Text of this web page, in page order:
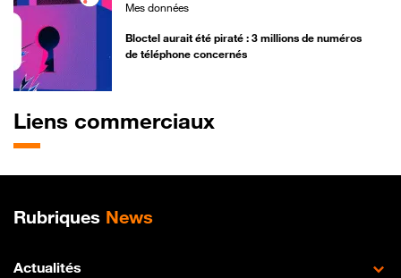
Mes données
Bloctel aurait été piraté : 3 millions de numéros
de téléphone concernés
Liens commerciaux
Plan de site
Rubriques News
Actualités